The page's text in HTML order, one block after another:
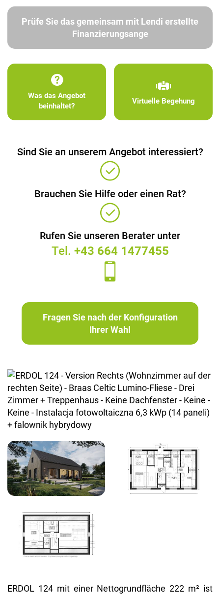
ERDOL 124 mit einer Nettogrundfläche 222 m² ist
Prüfe Sie das gemeinsam mit Lendi erstellte
Finanzierungsange
Was das Angebot
beinhaltet?
Virtuelle Begehung
Sind Sie an unserem Angebot interessiert?
Brauchen Sie Hilfe oder einen Rat?
Rufen Sie unseren Berater unter
Tel. +43 664 1477455
Fragen Sie nach der Konfiguration
Ihrer Wahl